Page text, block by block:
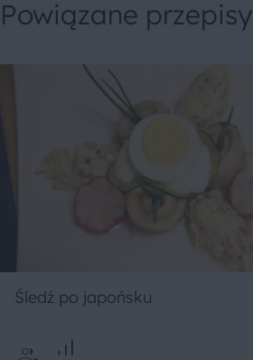
Powiązane przepisy
Śledź po japońsku